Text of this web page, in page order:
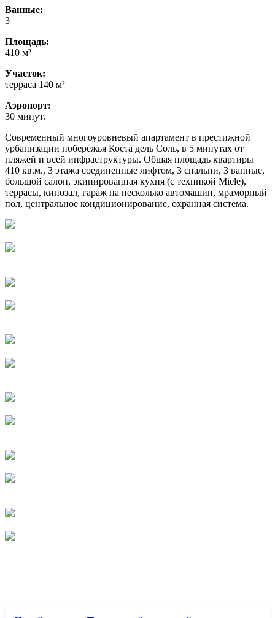
Ванные:
3
Площадь:
410 м²
Участок:
терраса 140 м²
Аэропорт:
30 минут.
Современный многоуровневый апартамент в престижной
урбанизации побережья Коста дель Соль, в 5 минутах от
пляжей и всей инфраструктуры. Общая площадь квартиры
410 кв.м., 3 этажа соединенные лифтом, 3 спальни, 3 ванные,
большой салон, экипированная кухня (с техникой Miele),
террасы, кинозал, гараж на несколько автомашин, мраморный
пол, центральное кондиционирование, охранная система.